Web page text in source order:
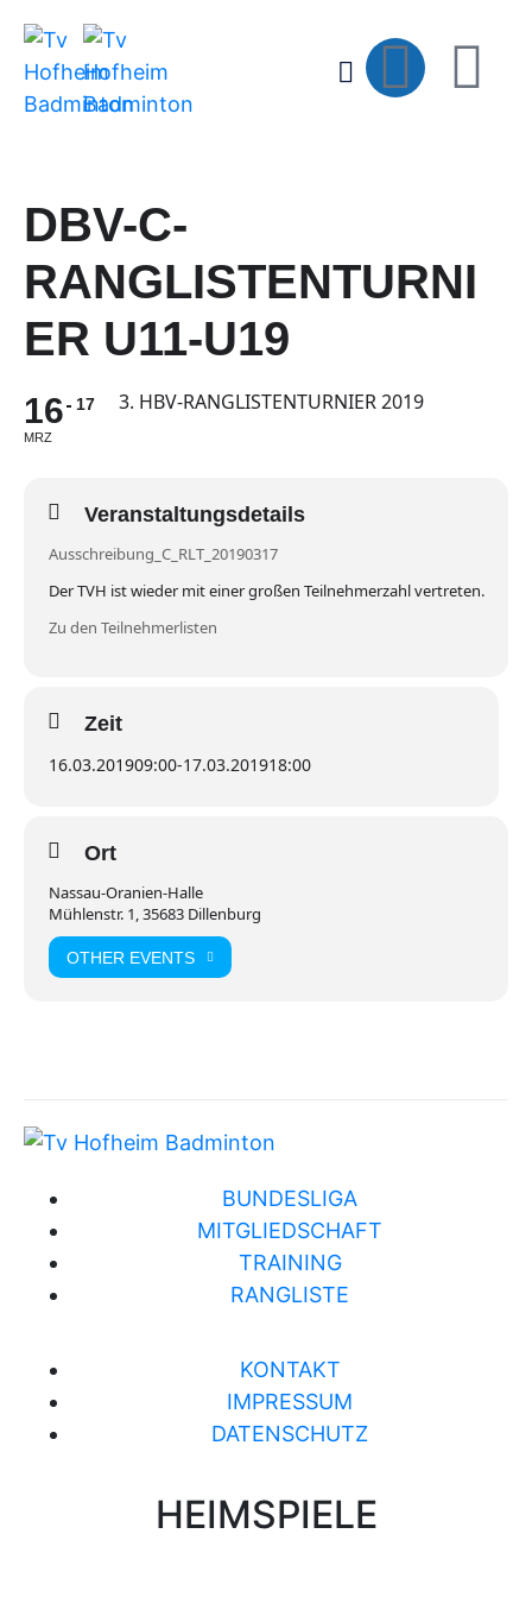
DBV-C-
RANGLISTENTURNI
ER U11-U19
16
MRZ
17 3. HBV-RANGLISTENTURNIER 2019
Veranstaltungsdetails
Ausschreibung_C_RLT_20190317
Der TVH ist wieder mit einer großen Teilnehmerzahl vertreten.
Zu den Teilnehmerlisten
Zeit
16.03.201909:00-17.03.201918:00
Ort
Nassau-Oranien-Halle
Mühlenstr. 1, 35683 Dillenburg
OTHER EVENTS
BUNDESLIGA
MITGLIEDSCHAFT
TRAINING
RANGLISTE
KONTAKT
IMPRESSUM
DATENSCHUTZ
HEIMSPIELE